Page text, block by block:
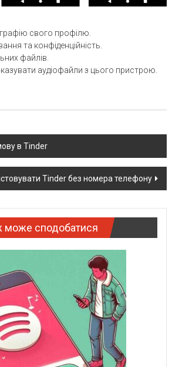
свого профілю.
та конфіденційність.
файлів.
аудіофайли з цього пристрою.
в Tinder
Tinder без номера телефону
може сподобатися